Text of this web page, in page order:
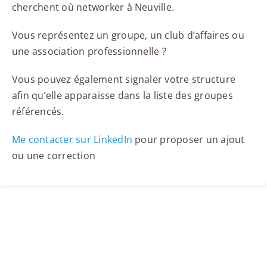
cherchent où networker à Neuville.
Vous représentez un groupe, un club d’affaires ou
une association professionnelle ?
Vous pouvez également signaler votre structure
afin qu’elle apparaisse dans la liste des groupes
référencés.
Me contacter sur LinkedIn pour proposer un ajout
ou une correction